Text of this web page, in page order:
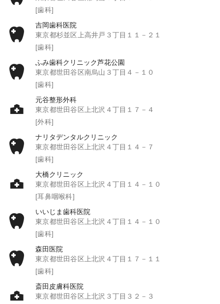
[歯科]
吉岡歯科医院
東京都杉並区上高井戸３丁目１１－２１
[歯科]
ふみ歯科クリニック芦花公園
東京都世田谷区南烏山３丁目４－１０
[歯科]
元谷整形外科
東京都世田谷区上北沢４丁目１７－４
[外科]
ナリタデンタルクリニック
東京都世田谷区上北沢４丁目１４－７
[歯科]
大橋クリニック
東京都世田谷区上北沢４丁目１４－１０
[耳鼻咽喉科]
いいじま歯科医院
東京都世田谷区上北沢４丁目１４－１０
[歯科]
森田医院
東京都世田谷区上北沢４丁目１７－１１
[歯科]
斎田皮膚科医院
東京都世田谷区上北沢３丁目３２－３